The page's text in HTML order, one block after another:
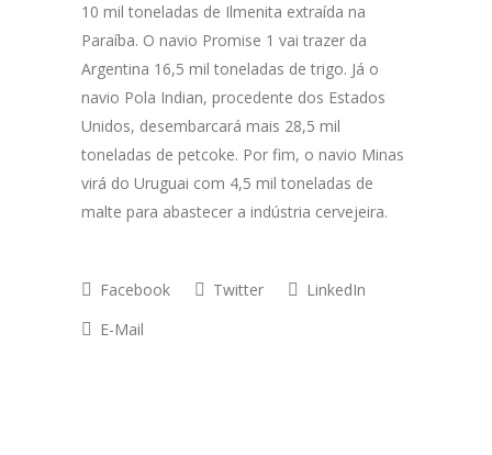
10 mil toneladas de Ilmenita extraída na
Paraíba. O navio Promise 1 vai trazer da
Argentina 16,5 mil toneladas de trigo. Já o
navio Pola Indian, procedente dos Estados
Unidos, desembarcará mais 28,5 mil
toneladas de petcoke. Por fim, o navio Minas
virá do Uruguai com 4,5 mil toneladas de
malte para abastecer a indústria cervejeira.
Facebook Twitter
LinkedIn
E-Mail